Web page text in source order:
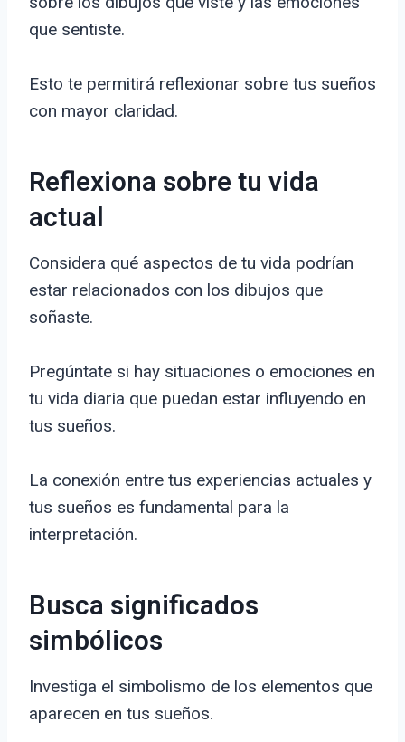
que sentiste.
Esto te permitirá reflexionar sobre tus sueños
con mayor claridad.
Reflexiona sobre tu vida
actual
Considera qué aspectos de tu vida podrían
estar relacionados con los dibujos que
soñaste.
Pregúntate si hay situaciones o emociones en
tu vida diaria que puedan estar influyendo en
tus sueños.
La conexión entre tus experiencias actuales y
tus sueños es fundamental para la
interpretación.
Busca significados
simbólicos
Investiga el simbolismo de los elementos que
aparecen en tus sueños.